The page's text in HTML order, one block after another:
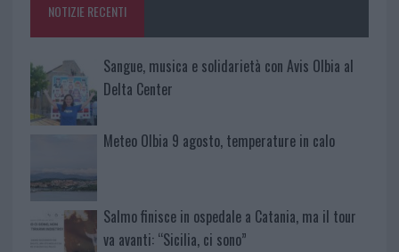
NOTIZIE RECENTI
Sangue, musica e solidarietà con Avis Olbia al
Delta Center
Meteo Olbia 9 agosto, temperature in calo
Salmo finisce in ospedale a Catania, ma il tour
va avanti: “Sicilia, ci sono”